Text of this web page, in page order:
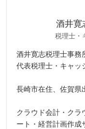
酒井寛
税理士・
酒井寛志税理士事
代表税理士・キャッ
長崎市在住、佐賀県
クラウド会計・クラ
ート・経営計画作成